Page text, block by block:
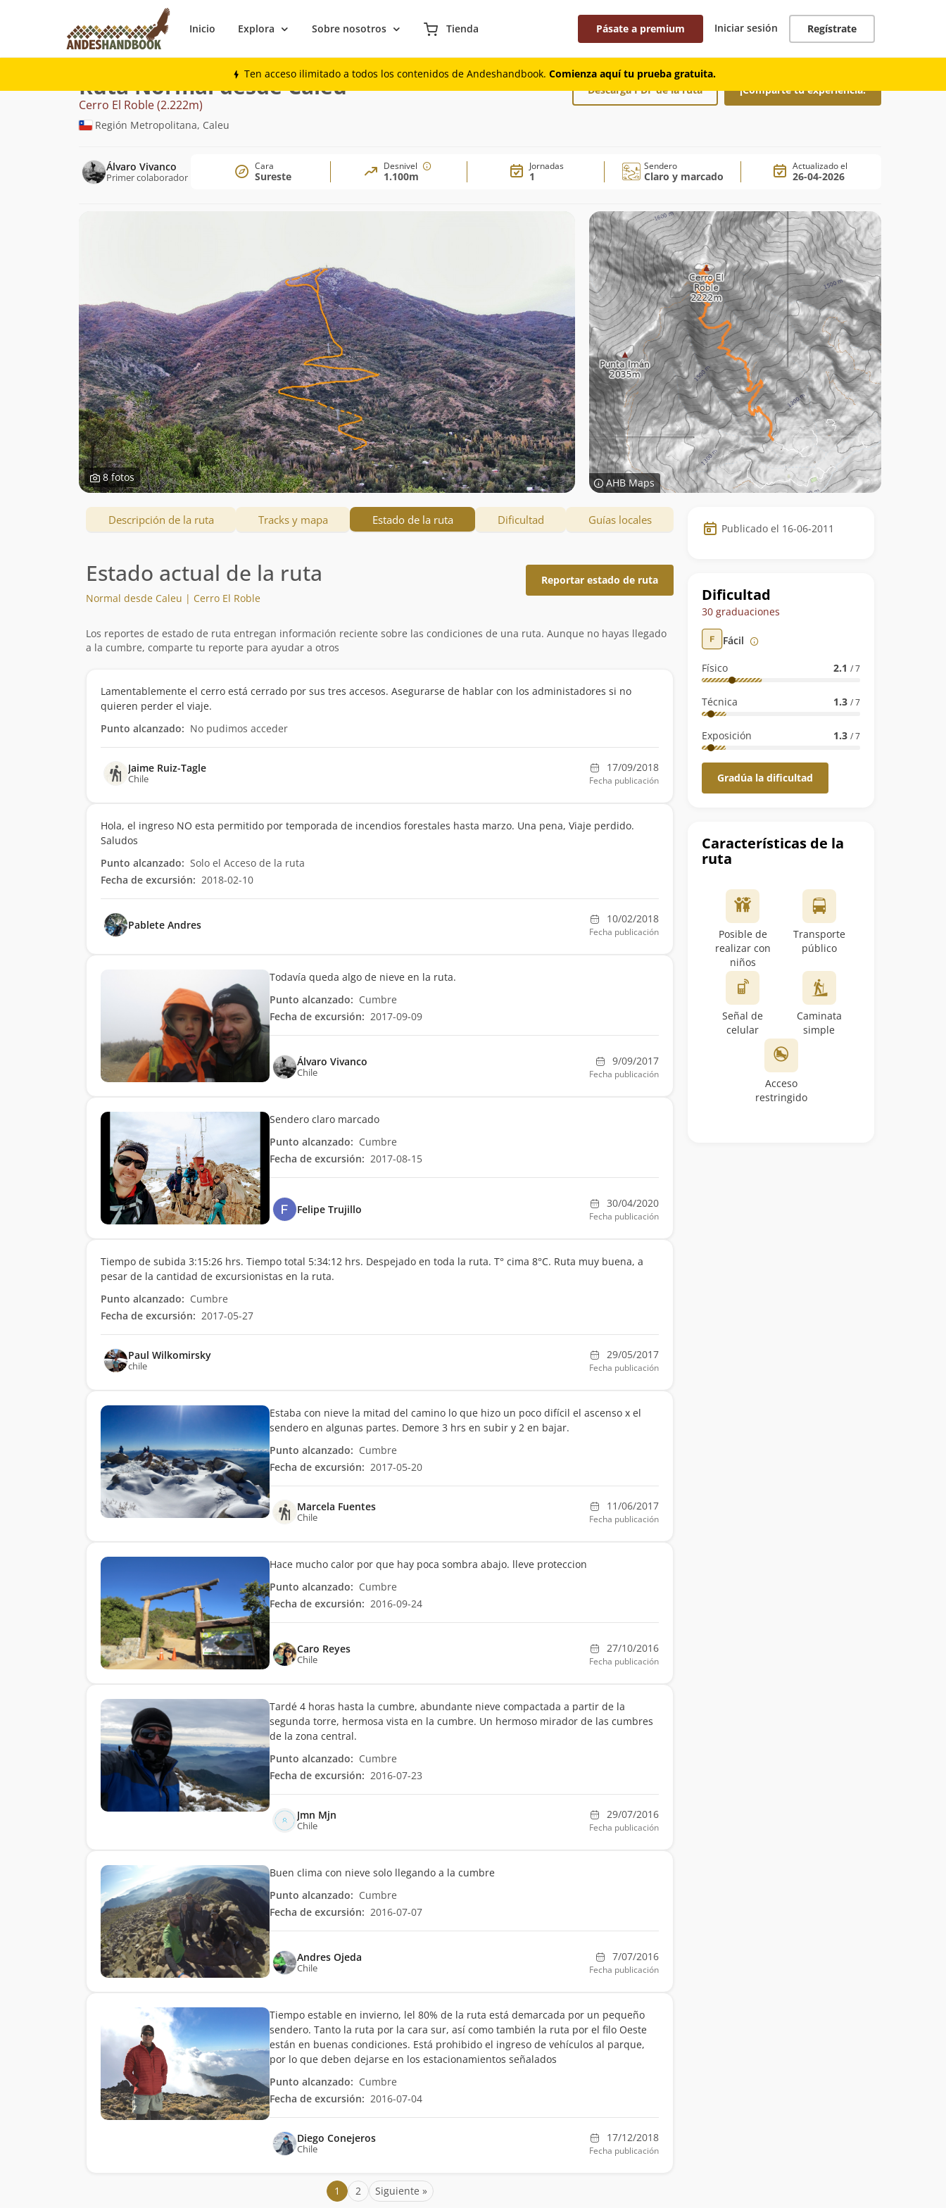
Inicio Explora Sobre nosotros Tienda Pásate a premium Iniciar sesión Regístrate
Ten acceso ilimitado a todos los contenidos de Andeshandbook. Comienza aquí tu prueba gratuita.
Montaña
Ruta Normal desde Caleu
Cerro El Roble (2.222m)
Región Metropolitana, Caleu
Descarga PDF de la ruta ¡Comparte tu experiencia!
Álvaro Vivanco
Primer colaborador
Cara
Sureste
Desnivel
1.100m
Jornadas
1
Sendero
Claro y marcado
Actualizado el
26-04-2026
8 fotos AHB Maps
Datos
de
ruta
Publicado el 16-06-2011
Dificultad
30 graduaciones
Fácil
Físico 2.1 / 7
Técnica 1.3 / 7
Exposición 1.3 / 7
Gradúa la dificultad
Características de la
ruta
Posible de
realizar con
niños
Transporte
público
Señal de
celular
Caminata
simple
Acceso
restringido
Descripción de la ruta Tracks y mapa Estado de la ruta Dificultad Guías locales
Estado actual de la ruta
Normal desde Caleu | Cerro El Roble
Reportar estado de ruta
Los reportes de estado de ruta entregan información reciente sobre las condiciones de una ruta. Aunque no hayas llegado
a la cumbre, comparte tu reporte para ayudar a otros
Lamentablemente el cerro está cerrado por sus tres accesos. Asegurarse de hablar con los administadores si no
quieren perder el viaje.
Punto alcanzado: No pudimos acceder
Jaime Ruiz-Tagle
Chile
17/09/2018
Fecha publicación
Hola, el ingreso NO esta permitido por temporada de incendios forestales hasta marzo. Una pena, Viaje perdido.
Saludos
Punto alcanzado: Solo el Acceso de la ruta
Fecha de excursión: 2018-02-10
Pablete Andres 10/02/2018
Fecha publicación
Todavía queda algo de nieve en la ruta.
Punto alcanzado: Cumbre
Fecha de excursión: 2017-09-09
Álvaro Vivanco
Chile
9/09/2017
Fecha publicación
Sendero claro marcado
Punto alcanzado: Cumbre
Fecha de excursión: 2017-08-15
Felipe Trujillo 30/04/2020
Fecha publicación
Tiempo de subida 3:15:26 hrs. Tiempo total 5:34:12 hrs. Despejado en toda la ruta. T° cima 8°C. Ruta muy buena, a
pesar de la cantidad de excursionistas en la ruta.
Punto alcanzado: Cumbre
Fecha de excursión: 2017-05-27
Paul Wilkomirsky
chile
29/05/2017
Fecha publicación
Estaba con nieve la mitad del camino lo que hizo un poco difícil el ascenso x el
sendero en algunas partes. Demore 3 hrs en subir y 2 en bajar.
Punto alcanzado: Cumbre
Fecha de excursión: 2017-05-20
Marcela Fuentes
Chile
11/06/2017
Fecha publicación
Hace mucho calor por que hay poca sombra abajo. lleve proteccion
Punto alcanzado: Cumbre
Fecha de excursión: 2016-09-24
Caro Reyes
Chile
27/10/2016
Fecha publicación
Tardé 4 horas hasta la cumbre, abundante nieve compactada a partir de la
segunda torre, hermosa vista en la cumbre. Un hermoso mirador de las cumbres
de la zona central.
Punto alcanzado: Cumbre
Fecha de excursión: 2016-07-23
Jmn Mjn
Chile
29/07/2016
Fecha publicación
Buen clima con nieve solo llegando a la cumbre
Punto alcanzado: Cumbre
Fecha de excursión: 2016-07-07
Andres Ojeda
Chile
7/07/2016
Fecha publicación
Tiempo estable en invierno, lel 80% de la ruta está demarcada por un pequeño
sendero. Tanto la ruta por la cara sur, así como también la ruta por el filo Oeste
están en buenas condiciones. Está prohibido el ingreso de vehículos al parque,
por lo que deben dejarse en los estacionamientos señalados
Punto alcanzado: Cumbre
Fecha de excursión: 2016-07-04
Diego Conejeros
Chile
17/12/2018
Fecha publicación
1 2 Siguiente »